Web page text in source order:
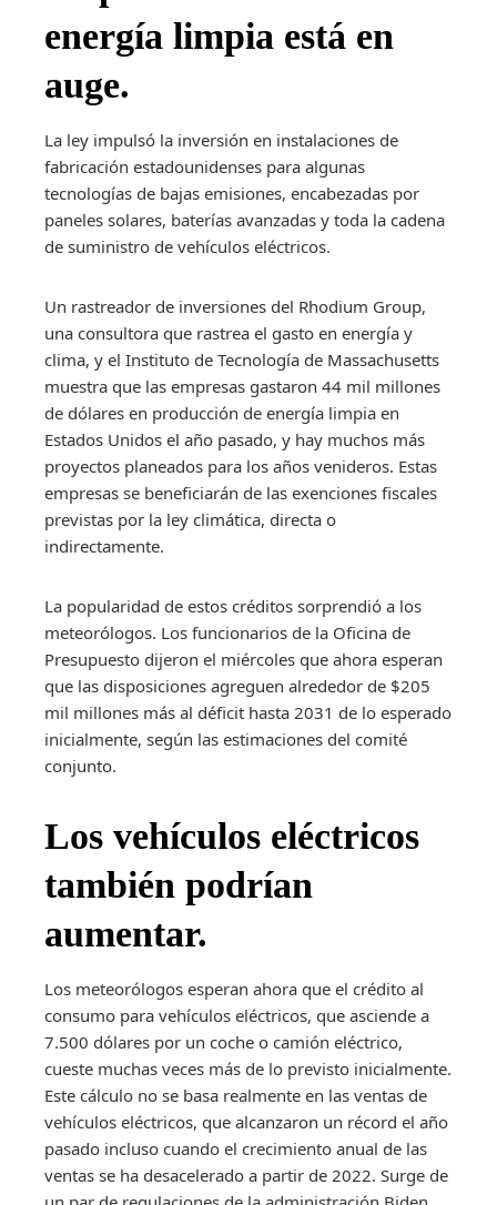
energía limpia está en
auge.
La ley impulsó la inversión en instalaciones de
fabricación estadounidenses para algunas
tecnologías de bajas emisiones, encabezadas por
paneles solares, baterías avanzadas y toda la cadena
de suministro de vehículos eléctricos.
Un rastreador de inversiones del Rhodium Group,
una consultora que rastrea el gasto en energía y
clima, y ​​el Instituto de Tecnología de Massachusetts
muestra que las empresas gastaron 44 mil millones
de dólares en producción de energía limpia en
Estados Unidos el año pasado, y hay muchos más
proyectos planeados para los años venideros. Estas
empresas se beneficiarán de las exenciones fiscales
previstas por la ley climática, directa o
indirectamente.
La popularidad de estos créditos sorprendió a los
meteorólogos. Los funcionarios de la Oficina de
Presupuesto dijeron el miércoles que ahora esperan
que las disposiciones agreguen alrededor de $205
mil millones más al déficit hasta 2031 de lo esperado
inicialmente, según las estimaciones del comité
conjunto.
Los vehículos eléctricos
también podrían
aumentar.
Los meteorólogos esperan ahora que el crédito al
consumo para vehículos eléctricos, que asciende a
7.500 dólares por un coche o camión eléctrico,
cueste muchas veces más de lo previsto inicialmente.
Este cálculo no se basa realmente en las ventas de
vehículos eléctricos, que alcanzaron un récord el año
pasado incluso cuando el crecimiento anual de las
ventas se ha desacelerado a partir de 2022. Surge de